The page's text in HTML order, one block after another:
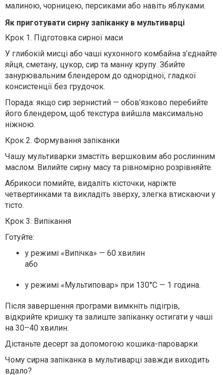
малиною, чорницею, персиками або навіть яблуками.
Як приготувати сирну запіканку в мультиварці
Крок 1. Підготовка сирної маси
У глибокій мисці або чаші кухонного комбайна з’єднайте
яйця, сметану, цукор, сир та манну крупу. Збийте
занурювальним блендером до однорідної, гладкої
консистенції без грудочок.
Порада: якщо сир зернистий — обов’язково перебийте
його блендером, щоб текстура вийшла максимально
ніжною.
Крок 2. Формування запіканки
Чашу мультиварки змастіть вершковим або рослинним
маслом. Вилийте сирну масу та рівномірно розрівняйте.
Абрикоси помийте, видаліть кісточки, наріжте
четвертинками та викладіть зверху, злегка втискаючи у
тісто.
Крок 3. Випікання
Готуйте:
у режимі «Випічка» — 60 хвилин
або
у режимі «Мультиповар» при 130°C — 1 година.
Після завершення програми вимкніть підігрів,
відкрийте кришку та залиште запіканку остигати у чаші
на 30–40 хвилин.
Дістаньте десерт за допомогою кошика-пароварки.
Чому сирна запіканка в мультиварці завжди виходить
вдало?